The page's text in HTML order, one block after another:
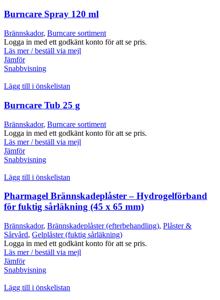
Burncare Spray 120 ml
Brännskador, Burncare sortiment
Logga in med ett godkänt konto för att se pris.
Läs mer / beställ via mejl
Jämför
Snabbvisning
Lägg till i önskelistan
Burncare Tub 25 g
Brännskador, Burncare sortiment
Logga in med ett godkänt konto för att se pris.
Läs mer / beställ via mejl
Jämför
Snabbvisning
Lägg till i önskelistan
Pharmagel Brännskadeplåster – Hydrogelförband
för fuktig sårläkning (45 x 65 mm)
Brännskador, Brännskadeplåster (efterbehandling), Plåster &
Sårvård, Gelplåster (fuktig sårläkning)
Logga in med ett godkänt konto för att se pris.
Läs mer / beställ via mejl
Jämför
Snabbvisning
Lägg till i önskelistan